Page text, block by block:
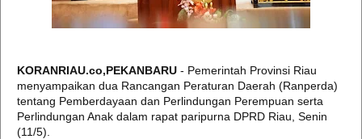
KORANRIAU.co,PEKANBARU - Pemerintah Provinsi Riau
menyampaikan dua Rancangan Peraturan Daerah (Ranperda)
tentang Pemberdayaan dan Perlindungan Perempuan serta
Perlindungan Anak dalam rapat paripurna DPRD Riau, Senin
(11/5).